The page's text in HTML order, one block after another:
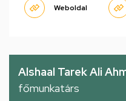
Weboldal
Alshaal Tarek Ali
főmunkatárs